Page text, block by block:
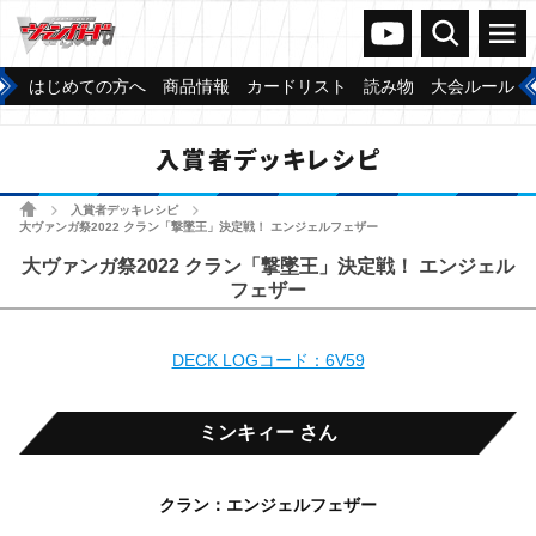
ヴァンガードch
検索 メニュー
はじめての方へ 商品情報 カードリスト 読み物 大会ルール
入賞者デッキレシピ
ホーム 入賞者デッキレシピ
大ヴァンガ祭2022 クラン「撃墜王」決定戦！ エンジェルフェザー
大ヴァンガ祭2022 クラン「撃墜王」決定戦！ エンジェル
フェザー
DECK LOGコード：6V59
ミンキィー さん
クラン：エンジェルフェザー